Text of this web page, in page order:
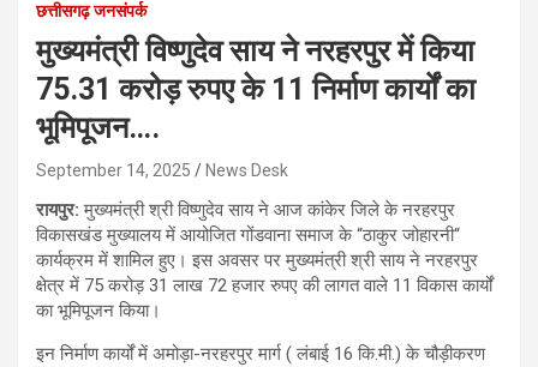
छत्तीसगढ़ जनसंपर्क
मुख्यमंत्री विष्णुदेव साय ने नरहरपुर में किया
75.31 करोड़ रुपए के 11 निर्माण कार्यों का
भूमिपूजन….
September 14, 2025 News Desk
रायपुर:मुख्यमंत्री श्री विष्णुदेव साय ने आज कांकेर जिले के नरहरपुर
विकासखंड मुख्यालय में आयोजित गोंडवाना समाज के “ठाकुर जोहारनी“
कार्यक्रम में शामिल हुए। इस अवसर पर मुख्यमंत्री श्री साय ने नरहरपुर
क्षेत्र में 75 करोड़ 31 लाख 72 हजार रुपए की लागत वाले 11 विकास कार्यों
का भूमिपूजन किया।
इन निर्माण कार्यों में अमोड़ा-नरहरपुर मार्ग ( लंबाई 16 कि.मी.) के चौड़ीकरण